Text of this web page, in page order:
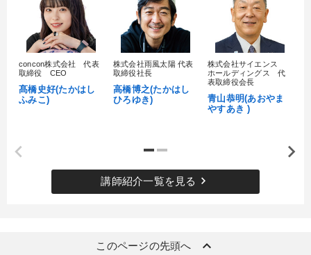
concon株式会社 代表
取締役 CEO
髙橋史好(たかはし
ふみこ)
株式会社雨風太陽 代表
取締役社長
高橋博之(たかはし
ひろゆき)
株式会社サイエンス
ホールディングス 代
表取締役会長
青山恭明(あおやま
やすあき )
講師紹介一覧を見る keyboard_arrow_right
このページの先頭へ keyboard_arrow_up